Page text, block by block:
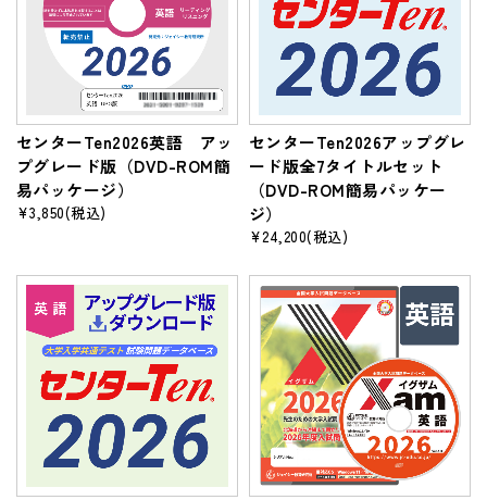
センターTen2026英語 アッ
プグレード版（DVD-ROM簡
易パッケージ）
¥3,850(税込)
センターTen2026アップグレ
ード版全7タイトルセット
（DVD-ROM簡易パッケー
ジ）
¥24,200(税込)